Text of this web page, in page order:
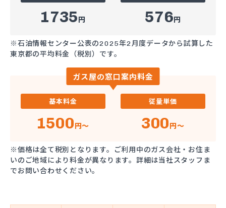
1735円 576円
※石油情報センター公表の2025年2月度データから試算した
東京都の平均料金（税別）です。
ガス屋の窓口案内料金
基本料金
1500円～
従量単価
300円～
※価格は全て税別となります。ご利用中のガス会社・お住ま
いのご地域により料金が異なります。詳細は当社スタッフま
でお問い合わせください。